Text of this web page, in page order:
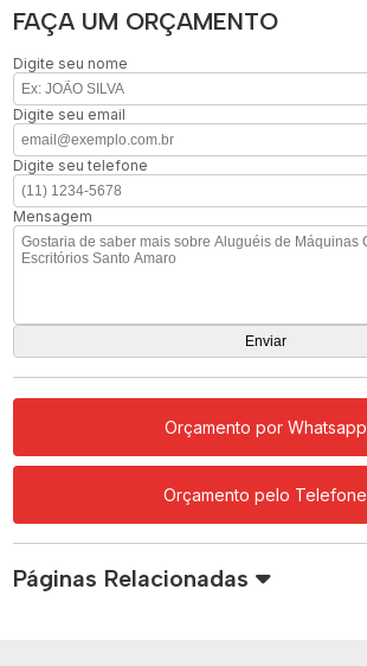
FAÇA UM ORÇAMENTO
Digite seu nome
Digite seu email
Digite seu telefone
Mensagem
Orçamento por Whatsapp
Orçamento pelo Telefone
Páginas Relacionadas